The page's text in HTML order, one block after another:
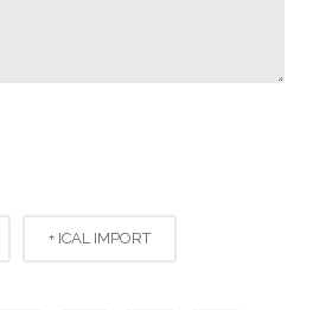
+ ICAL IMPORT